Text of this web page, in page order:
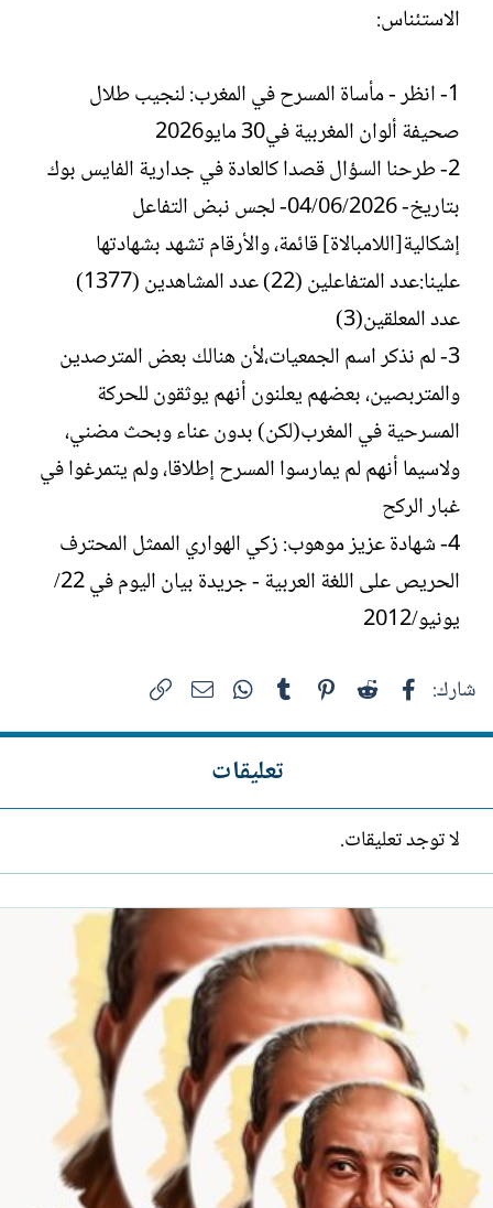
الاستئناس:
1- انظر - مأساة المسرح في المغرب: لنجيب طلال
صحيفة ألوان المغربية في30 مايو2026
2- طرحنا السؤال قصدا كالعادة في جدارية الفايس بوك
بتاريخ- 04/06/2026- لجس نبض التفاعل
إشكالية[اللامبالاة] قائمة، والأرقام تشهد بشهادتها
علينا:عدد المتفاعلين (22) عدد المشاهدين (1377)
عدد المعلقين(3)
3- لم نذكر اسم الجمعيات،لأن هنالك بعض المترصدين
والمتربصين، بعضهم يعلنون أنهم يوثقون للحركة
المسرحية في المغرب(لكن) بدون عناء وبحث مضني،
ولاسيما أنهم لم يمارسوا المسرح إطلاقا، ولم يتمرغوا في
غبار الركح
4- شهادة عزيز موهوب: زكي الهواري الممثل المحترف
الحريص على اللغة العربية - جريدة بيان اليوم في 22/
يونيو/2012
شارك: فيسبوك Reddit
Pinterest
Tumblr
WhatsAppالبريد الإلكتروني
تعليقات
لا توجد تعليقات.